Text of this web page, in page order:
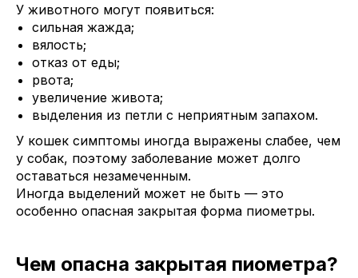
У животного могут появиться:
сильная жажда;
вялость;
отказ от еды;
рвота;
увеличение живота;
выделения из петли с неприятным запахом.
У кошек симптомы иногда выражены слабее, чем
у собак, поэтому заболевание может долго
оставаться незамеченным.
Иногда выделений может не быть — это
особенно опасная закрытая форма пиометры.
Чем опасна закрытая пиометра?